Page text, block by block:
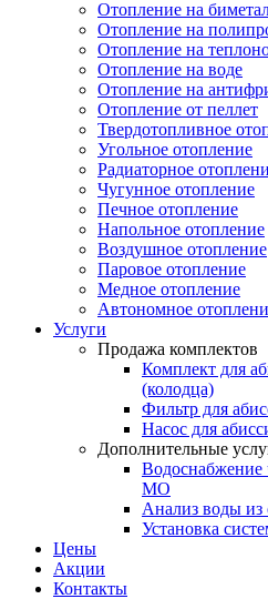
Отопление на
Отопление на
Отопление на
Отопление на воде
Отопление на
Отопление от пеллет
Твердотопливное
Угольное отопление
Радиаторное
Чугунное отопление
Печное отопление
Напольное отопление
Воздушное отопление
Паровое отопление
Медное отопление
Автономное
Услуги
Продажа комплектов
Комплект для
(колодца)
Фильтр для
Насос для
Дополнительные
Водоснабжение
МО
Анализ воды
Установка
Цены
Акции
Контакты